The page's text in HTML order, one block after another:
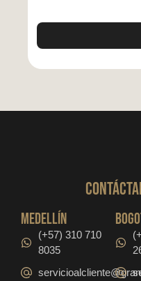
medellín
(+57) 310 710
8035